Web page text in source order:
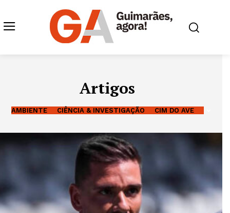
Artigos
AMBIENTE CIÊNCIA & INVESTIGAÇÃO CIM DO AVE